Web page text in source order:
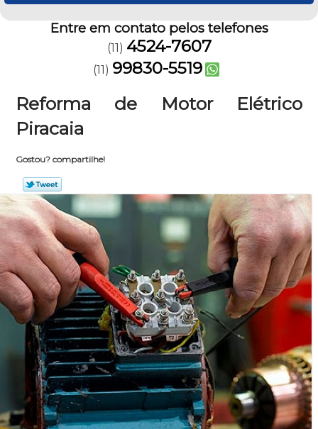
Entre em contato pelos telefones
(11) 4524-7607
(11) 99830-5519
Reforma de Motor Elétrico
Piracaia
Gostou? compartilhe!